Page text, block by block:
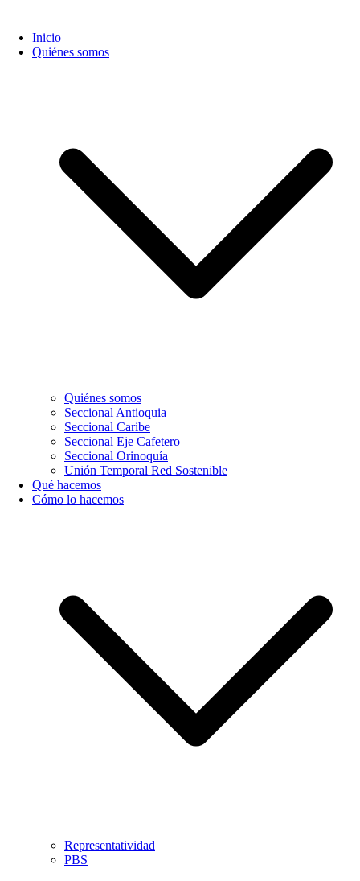
Inicio
Quiénes somos
Quiénes somos
Seccional Antioquia
Seccional Caribe
Seccional Eje Cafetero
Seccional Orinoquía
Unión Temporal Red Sostenible
Qué hacemos
Cómo lo hacemos
Representatividad
PBS